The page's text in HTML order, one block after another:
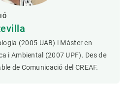
(2005 UAB) i Màster en
i Ambiental (2007 UPF). Des de
de Comunicació del CREAF.